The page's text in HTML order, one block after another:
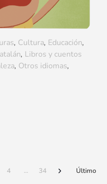
, Cultura, Educación,
, Libros y cuentos
, Otros idiomas,
4 ... 34 Último